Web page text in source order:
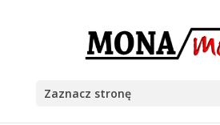
Zaznacz stronę